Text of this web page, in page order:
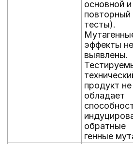
основной и
повторный
тесты).
эффекты не
выявлены.
продукт не
обладает
обратные
генные